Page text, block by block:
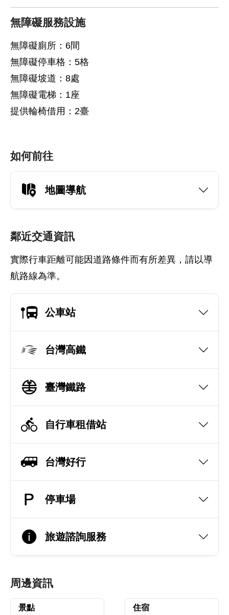
無障礙服務設施
無障礙廁所：6間
無障礙停車格：5格
無障礙坡道：8處
無障礙電梯：1座
提供輪椅借用：2臺
如何前往
地圖導航
鄰近交通資訊
實際行車距離可能因道路條件而有所差異，請以導
航路線為準。
公車站
台灣高鐵
臺灣鐵路
自行車租借站
台灣好行
停車場
旅遊諮詢服務
周邊資訊
景點 住宿